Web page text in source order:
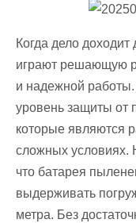
Когда дело
играют решающую
и надежной
уровень защиты от
которые являются
сложных условиях.
что батарея
выдерживать
метра. Без